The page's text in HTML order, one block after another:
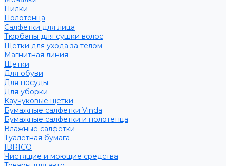
Пилки
Полотенца
Салфетки для лица
Тюрбаны для сушки волос
Щетки для ухода за телом
Магнитная линия
Щетки
Для обуви
Для посуды
Для уборки
Каучуковые щетки
Бумажные салфетки Vinda
Бумажные салфетки и полотенца
Влажные салфетки
Туалетная бумага
IBRICO
Чистящие и моющие средства